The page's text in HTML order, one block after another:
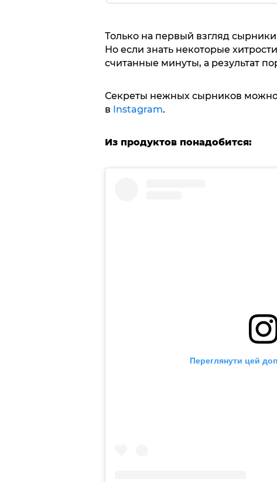
Только на первый взгляд
Но если знать некоторые
считанные минуты, а результат
Секреты нежных сырников
в Instagram.
Из продуктов понадобится:
Переглянути цей